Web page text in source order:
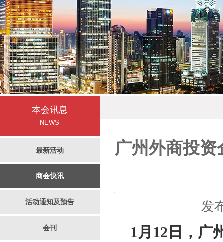
本会讯息
NEWS
最新活动
商会快讯
活动通知及预告
会刊
广州外商投
发
1月12日，广